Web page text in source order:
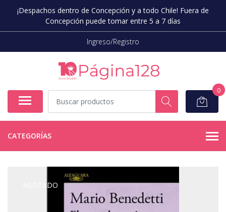
¡Despachos dentro de Concepción y a todo Chile! Fuera de
Concepción puede tomar entre 5 a 7 días
Ingreso/Registro
0
CATEGORÍAS
AGOTADO